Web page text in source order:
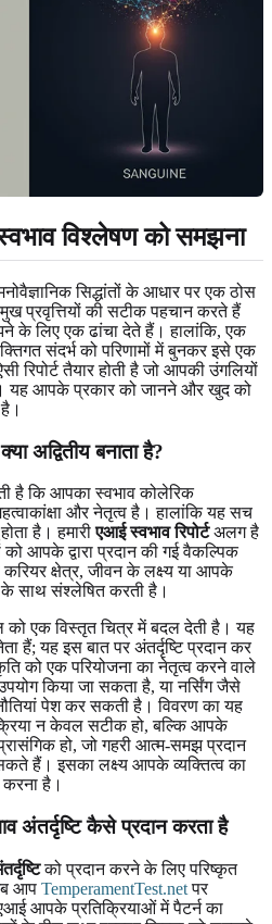
विश्लेषण को समझना
सिद्धांतों के आधार पर एक ठोस
प्रवृत्तियों की सटीक पहचान करते हैं
के लिए एक ढांचा देते हैं। हालांकि, एक
संदर्भ को परिणामों में बुनकर इसे एक
तैयार होती है जो आपकी उंगलियों
है। यह आपके प्रकार को जानने और खुद को
अद्वितीय बनाता है?
है कि आपका स्वभाव कोलेरिक
और नेतृत्व है। हालांकि यह सच
है। हमारीएआई स्वभाव रिपोर्टअलग है
आपके द्वारा प्रदान की गई वैकल्पिक
क्षेत्र, जीवन के लक्ष्य या आपके
के साथ संश्लेषित करती है।
को एक विस्तृत चित्र में बदल देती है। यह
हैं; यह इस बात पर अंतर्दृष्टि प्रदान कर
को एक परियोजना का नेतृत्व करने वाले
किया जा सकता है, या नर्सिंग जैसे
पेश कर सकती है। विवरण का यह
न केवल सटीक हो, बल्कि आपके
हो, जो गहरी आत्म-समझ प्रदान
हैं। इसका लक्ष्य आपके व्यक्तित्व का
है।
कैसे प्रदान करता है
को प्रदान करने के लिए परिष्कृत
आप TemperamentTest.netपर
एआई आपके प्रतिक्रियाओं में पैटर्न का